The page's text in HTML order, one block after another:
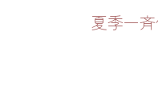
夏季一